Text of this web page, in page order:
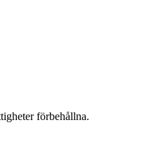
förbehållna.